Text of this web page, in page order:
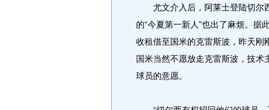
尤文介入后，阿莱士登陆切尔
的“今夏第一新人”也出了麻烦。据
收租借至国米的克雷斯波，昨天刚
国米当然不愿放走克雷斯波，技
球员的意愿。